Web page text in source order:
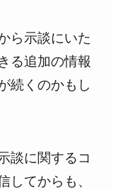
ら示談にいた
る追加の情報
続くのかもし
談に関するコ
してからも、